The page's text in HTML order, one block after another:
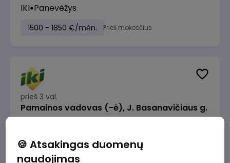
IKI Panevėžys
1500 - 1850 €/mėn. Prieš mokesčius
prieš 3 val.
Pamainos vadovas (-ė), J. Basanavičiaus g.
6, Jonava
1320 - 1600 €/mėn.
🍪 Atsakingas duomenų
naudojimas